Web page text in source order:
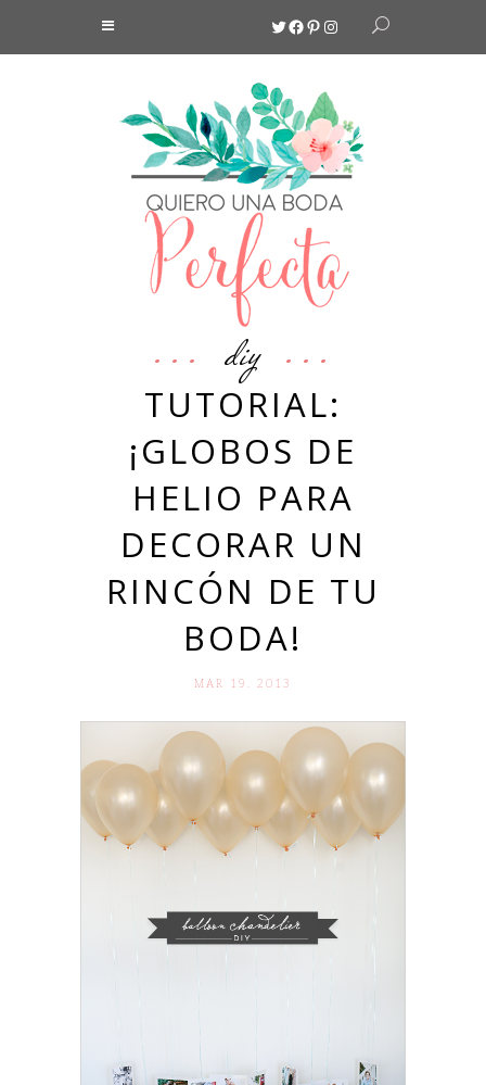
Twitter
Facebook
Pinterest
Instagram
diy
TUTORIAL:
¡GLOBOS DE
HELIO PARA
DECORAR UN
RINCÓN DE TU
BODA!
MAR 19. 2013